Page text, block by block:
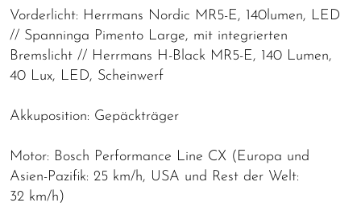
Vorderlicht: Herrmans Nordic MR5-E, 140lumen, LED
// Spanninga Pimento Large, mit integrierten
Bremslicht // Herrmans H-Black MR5-E, 140 Lumen,
40 Lux, LED, Scheinwerf
Akkuposition: Gepäckträger
Motor: Bosch Performance Line CX (Europa und
Asien-Pazifik: 25 km/h, USA und Rest der Welt:
32 km/h)